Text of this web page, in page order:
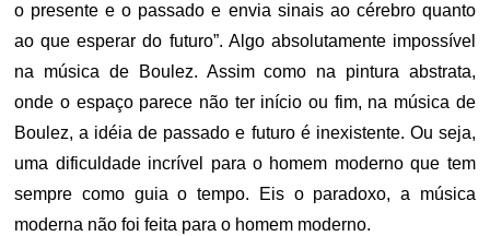
o presente e o passado e envia sinais ao cérebro quanto
ao que esperar do futuro”. Algo absolutamente impossível
na música de Boulez. Assim como na pintura abstrata,
onde o espaço parece não ter início ou fim, na música de
Boulez, a idéia de passado e futuro é inexistente. Ou seja,
uma dificuldade incrível para o homem moderno que tem
sempre como guia o tempo. Eis o paradoxo, a música
moderna não foi feita para o homem moderno.